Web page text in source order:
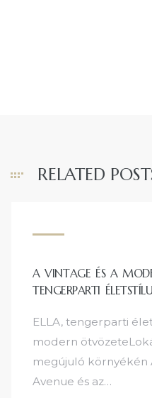
RELATED
A VINTAGE ÉS A
TENGERPARTI
ELLA, tengerparti
modern
megújuló környékén
Avenue és az…